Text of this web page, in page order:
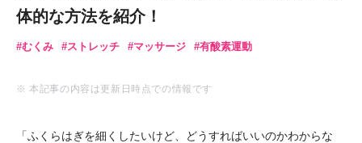
体的な方法を紹介！
むくみ ストレッチ マッサージ 有酸素運動
※ 本記事の内容は更新日時点での情報です
「ふくらはぎを細くしたいけど、どうすればいいのかわからな